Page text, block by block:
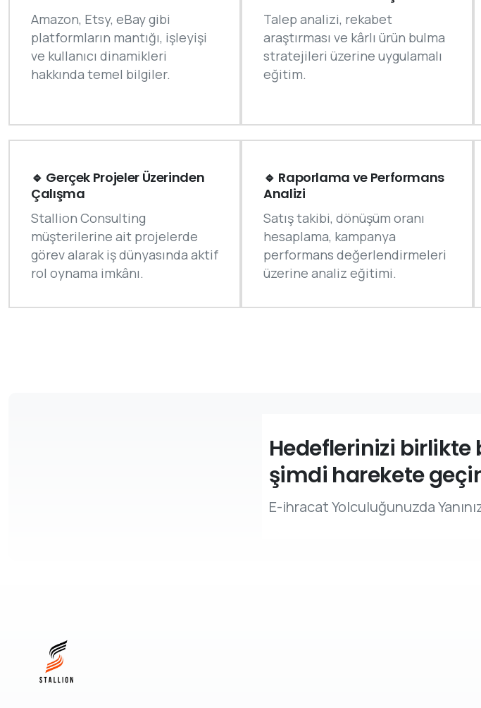
Amazon, Etsy, eBay gibi
platformların mantığı, işleyişi
ve kullanıcı dinamikleri
hakkında temel bilgiler.
Talep analizi, rekabet
araştırması ve kârlı ürün bulma
stratejileri üzerine uygulamalı
eğitim.
🔹 Gerçek Projeler Üzerinden
Çalışma
Stallion Consulting
müşterilerine ait projelerde
görev alarak iş dünyasında aktif
rol oynama imkânı.
🔹 Raporlama ve Performans
Analizi
Satış takibi, dönüşüm oranı
hesaplama, kampanya
performans değerlendirmeleri
üzerine analiz eğitimi.
Hedeflerinizi
şimdi harekete
E-ihracat Yolculuğunuzda